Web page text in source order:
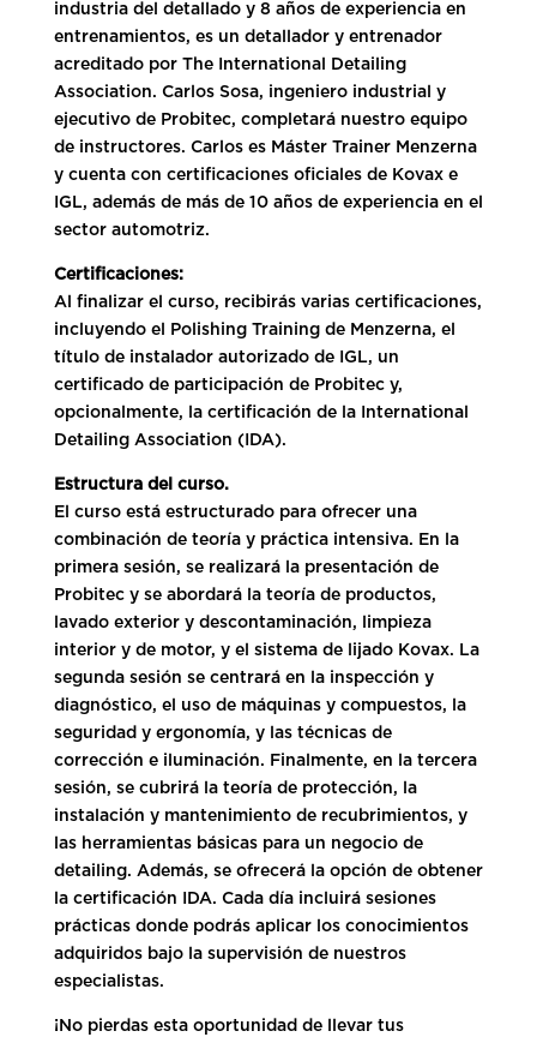
industria del detallado y 8 años de experiencia en
entrenamientos, es un detallador y entrenador
acreditado por The International Detailing
Association. Carlos Sosa, ingeniero industrial y
ejecutivo de Probitec, completará nuestro equipo
de instructores. Carlos es Máster Trainer Menzerna
y cuenta con certificaciones oficiales de Kovax e
IGL, además de más de 10 años de experiencia en el
sector automotriz.
Certificaciones:
Al finalizar el curso, recibirás varias certificaciones,
incluyendo el Polishing Training de Menzerna, el
título de instalador autorizado de IGL, un
certificado de participación de Probitec y,
opcionalmente, la certificación de la International
Detailing Association (IDA).
Estructura del curso.
El curso está estructurado para ofrecer una
combinación de teoría y práctica intensiva. En la
primera sesión, se realizará la presentación de
Probitec y se abordará la teoría de productos,
lavado exterior y descontaminación, limpieza
interior y de motor, y el sistema de lijado Kovax. La
segunda sesión se centrará en la inspección y
diagnóstico, el uso de máquinas y compuestos, la
seguridad y ergonomía, y las técnicas de
corrección e iluminación. Finalmente, en la tercera
sesión, se cubrirá la teoría de protección, la
instalación y mantenimiento de recubrimientos, y
las herramientas básicas para un negocio de
detailing. Además, se ofrecerá la opción de obtener
la certificación IDA. Cada día incluirá sesiones
prácticas donde podrás aplicar los conocimientos
adquiridos bajo la supervisión de nuestros
especialistas.
¡No pierdas esta oportunidad de llevar tus